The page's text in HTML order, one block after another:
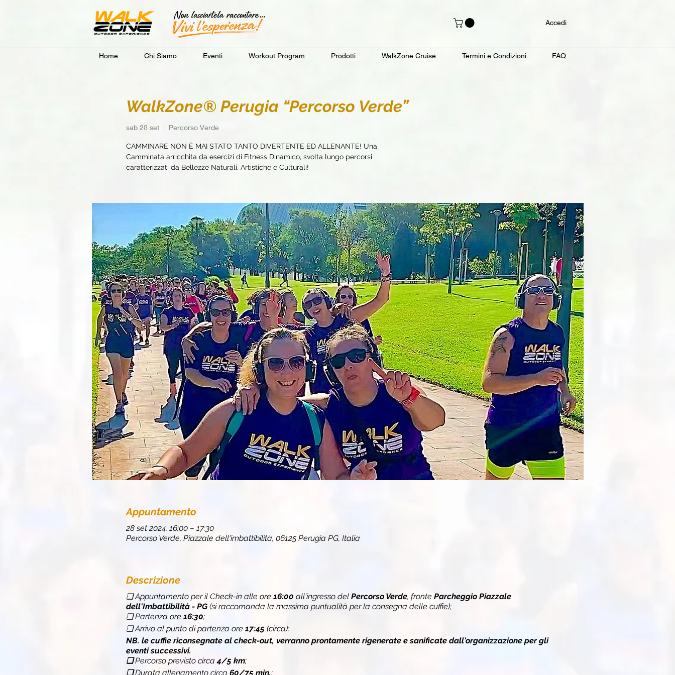
Accedi
Home Chi Siamo Eventi Workout Program Prodotti WalkZone Cruise Termini e Condizioni FAQ
WalkZone® Perugia “Percorso Verde”
sab 28 set
  |
Percorso Verde
CAMMINARE NON È MAI STATO TANTO DIVERTENTE ED ALLENANTE! Una
Camminata arricchita da esercizi di Fitness Dinamico, svolta lungo percorsi
caratterizzati da Bellezze Naturali, Artistiche e Culturali!
Appuntamento
28 set 2024, 16:00 – 17:30
Percorso Verde, Piazzale dell'imbattibilità, 06125 Perugia PG, Italia
Descrizione
❏ Appuntamento per il Check-in alle ore 16:00 all'ingresso del Percorso Verde, fronte Parcheggio Piazzale
dell'Imbattibilità - PG(si raccomanda la massima puntualità per la consegna delle cuffie);
❏ Partenza ore 16:30;
❏ Arrivo al punto di partenza ore 17:45(circa);
NB. le cuffie riconsegnate al check-out, verranno prontamente rigenerate e sanificate dall'organizzazione per gli
eventi successivi.
❏Percorso previsto circa4/5 km;
❏Durata allenamento circa 60/75 min.;